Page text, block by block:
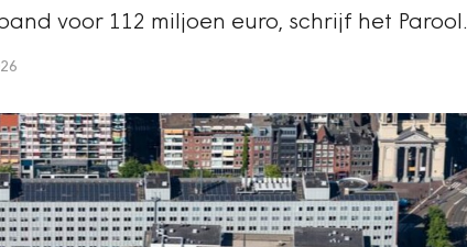
voor 112 miljoen euro, schrijf het Parool.